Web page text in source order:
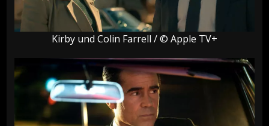
Kirby und Colin Farrell / © Apple TV+